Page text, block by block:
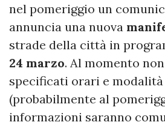
nel pomeriggio un
annuncia una nuova
strade della città in
24 marzo. Al momento
specificati orari e
(probabilmente al
informazioni saranno